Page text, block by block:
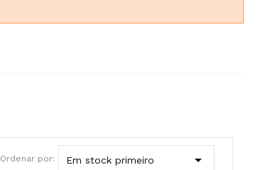
Ordenar por: Em stock primeiro 